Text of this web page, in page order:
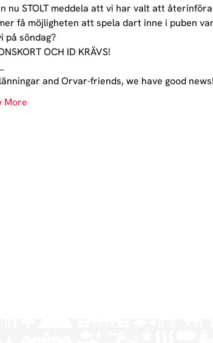
nu STOLT meddela att vi har valt att
få möjligheten att spela dart inne i puben
på söndag?
OCH ID KRÄVS!
and Orvar-friends, we have good
More